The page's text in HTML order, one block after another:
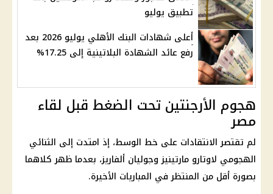
تطبيق يوليو
أعلى شهادات البنك الأهلي يوليو 2026 بعد
رفع عائد الشهادة البلاتينية إلى 17.25%
هجوم الأرجنتين تحت الضغط قبل لقاء
مصر
لم تقتصر الانتقادات على خط الوسط، إذ امتدت إلى الثنائي
الهجومي لاوتارو مارتينيز وجوليان ألفاريز، بعدما ظهر كلاهما
بصورة أقل من المنتظر في المباريات الأخيرة.